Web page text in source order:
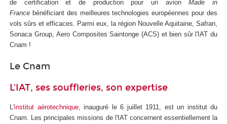
de certification et de production pour un avionMade in
France bénéficiant des meilleures technologies européennes pour des
vols sûrs et efficaces. Parmi eux, la région Nouvelle Aquitaine, Safran,
Sonaca Group, Aero Composites Saintonge (ACS) et bien sûr l'IAT du
Cnam !
Le Cnam
L'IAT, ses souffleries, son expertise
L'institut aérotechnique, inauguré le 6 juillet 1911, est un institut du
Cnam. Les principales missions de l'IAT concernent essentiellement la